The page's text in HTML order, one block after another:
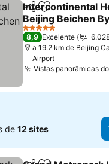
PartilharAdicionar aos
Intercontinental
Beijing Beichen
5 Estrelas
8,9 Excelente
a 19.2 km de Beijing
Airport
Vistas panorâmicas
de 12 sites